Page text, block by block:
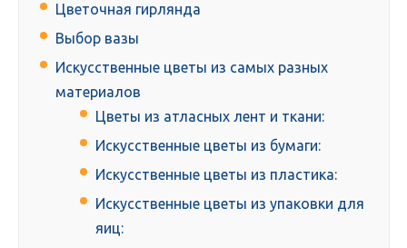
Цветочная гирлянда
Выбор вазы
Искусственные цветы из самых разных
материалов
Цветы из атласных лент и ткани:
Искусственные цветы из бумаги:
Искусственные цветы из пластика:
Искусственные цветы из упаковки для
яиц: